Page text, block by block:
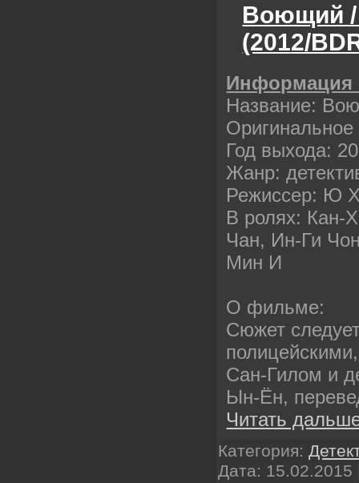
Воющий /
(2012/
Название:
Год выхода:
Жанр:
Режиссер: Ю
В ролях:
Чан, Ин-Ги
Мин И
О фильме:
Сюжет
Сан-Гилом и
Ын-Ён,
Читать
Категория:
Дата: 15.02.2015